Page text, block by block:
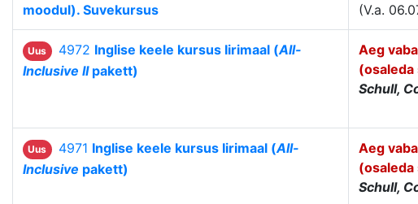
moodul). Suvekursus
(V.a.
Uus 4972 Inglise keele kursus Iirimaal (All-
Inclusive IIpakett)
Aeg
(osaleda
Schull,
Uus 4971 Inglise keele kursus Iirimaal (All-
Inclusive pakett)
Aeg
(osaleda
Schull,